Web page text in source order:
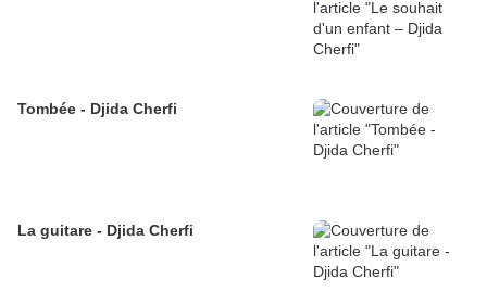
Tombée - Djida Cherfi
La guitare - Djida Cherfi